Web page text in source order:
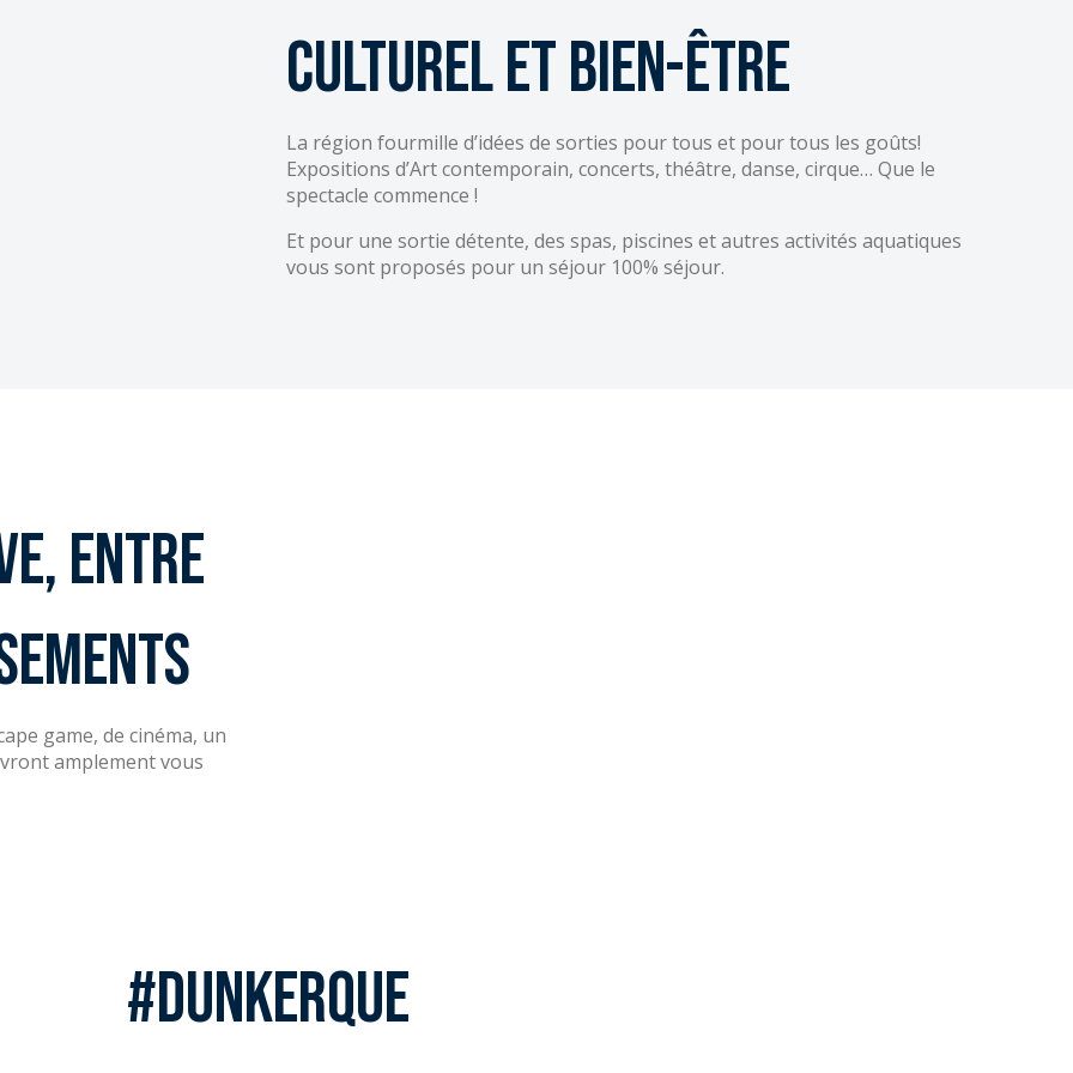
culturel et bien-être
La région fourmille d’idées de sorties pour tous et pour tous les goûts!
Expositions d’Art contemporain, concerts, théâtre, danse, cirque… Que le
spectacle commence !
Et pour une sortie détente, des spas, piscines et autres activités aquatiques
vous sont proposés pour un séjour 100% séjour.
entre
game, de cinéma, un
amplement vous
#Dunkerque